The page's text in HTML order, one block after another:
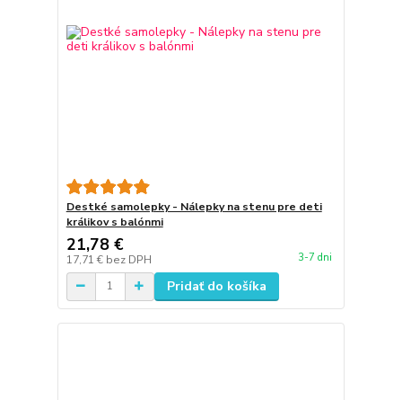
Destké samolepky - Nálepky na stenu pre deti
králikov s balónmi
21,78 €
17,71 € bez DPH 3-7 dni
Pridať do košíka